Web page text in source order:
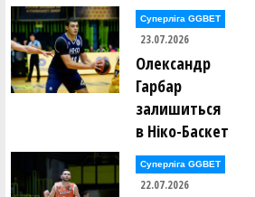
Олег Салтовець (ДИМ (Київ))
Вадим Самар (UDави (Київ))
Сергій Сидоренко (ДИМ (Київ))
Олександр Скирта (ШАМАНИ (Київ))
Суперліга GGBET
23.07.2026
Олександр
Гарбар
залишиться
в Ніко-Баскет
Суперліга GGBET
22.07.2026